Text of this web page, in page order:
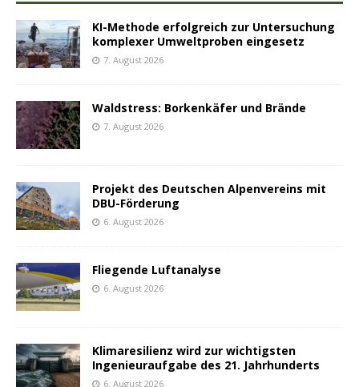
KI-Methode erfolgreich zur Untersuchung
komplexer Umweltproben eingesetz
7. August 2026
Waldstress: Borkenkäfer und Brände
7. August 2026
Projekt des Deutschen Alpenvereins mit
DBU-Förderung
6. August 2026
Fliegende Luftanalyse
6. August 2026
Klimaresilienz wird zur wichtigsten
Ingenieuraufgabe des 21. Jahrhunderts
6. August 2026